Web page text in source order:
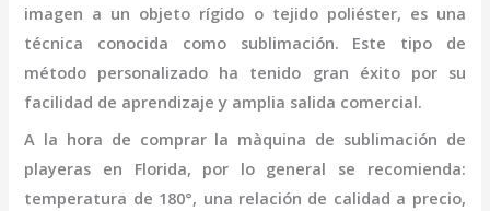
imagen a un objeto rígido o tejido poliéster, es una
técnica conocida como sublimación. Este tipo de
método personalizado ha tenido gran éxito por su
facilidad de aprendizaje y amplia salida comercial.
A la hora de comprar la màquina de sublimación de
playeras en Florida, por lo general se recomienda:
temperatura de 180°, una relación de calidad a precio,